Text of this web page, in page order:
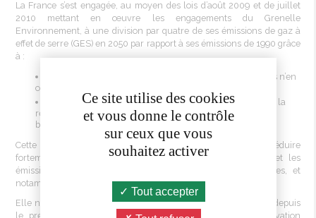
La France s’est engagée, au moyen des lois d’août 2009 et de juillet
2010 mettant en œuvre les engagements duGrenelle
Environnement, à une division par quatre de ses émissions de gaz à
effetde serre (GES) en 2050 par rapport à ses émissions de 1990 grâce
à :
plus d’énergie qu’ils n’en
consomment à compter de 2020 ; ­
une massification au plus tôt et sur une longue durée de la
rénovation, à bon niveau de performanceénergétique
bâtiments existants. ­
Cette politique
volontariste doit permettre de réduire
fortement et rapidement les consommations énergétiques et les
émissions associées de l’ensemble des secteurs économiques, et
notamment de celui du bâtiment.
Elle nécessite une rupture vis-à-vis des évolutions constatées
depuis
le premier choc pétrolier, notamment en matière de rénovation
Ce site utilise des cookies
et vous donne le contrôle
sur ceux que vous
souhaitez activer
Tout accepter